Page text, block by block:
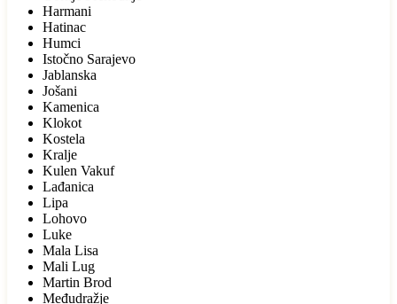
Harmani
Hatinac
Humci
Istočno Sarajevo
Jablanska
Jošani
Kamenica
Klokot
Kostela
Kralje
Kulen Vakuf
Lađanica
Lipa
Lohovo
Luke
Mala Lisa
Mali Lug
Martin Brod
Međudražje